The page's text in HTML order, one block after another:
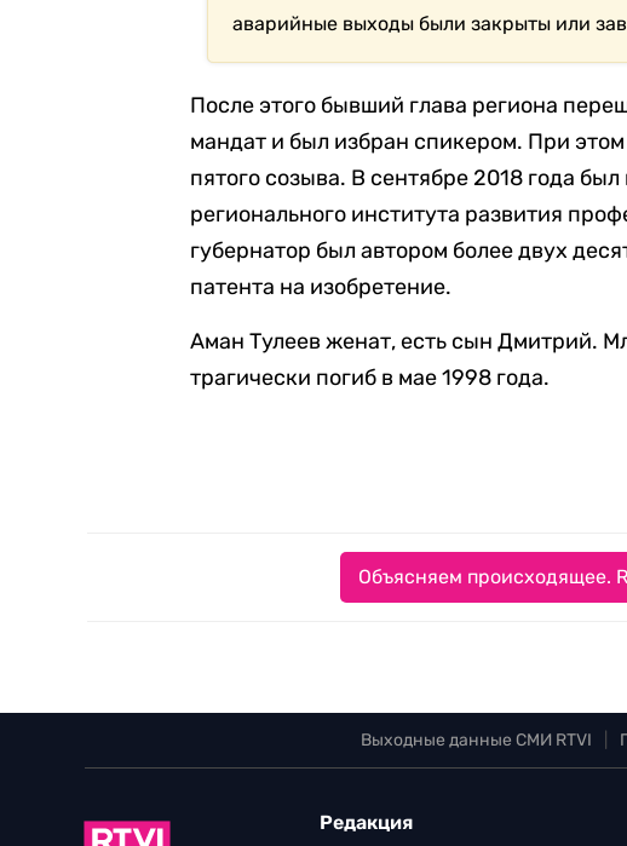
аварийные выходы были закрыты или
После этого бывший глава региона
мандат и был избран спикером. При этом
пятого созыва. В сентябре 2018 года
регионального института развития
губернатор был автором более двух
патента на изобретение.
Аман Тулеев женат, есть сын Дмитрий.
трагически погиб в мае 1998 года.
Объясняем происходящее.
Выходные данные СМИ RTVI
Редакция